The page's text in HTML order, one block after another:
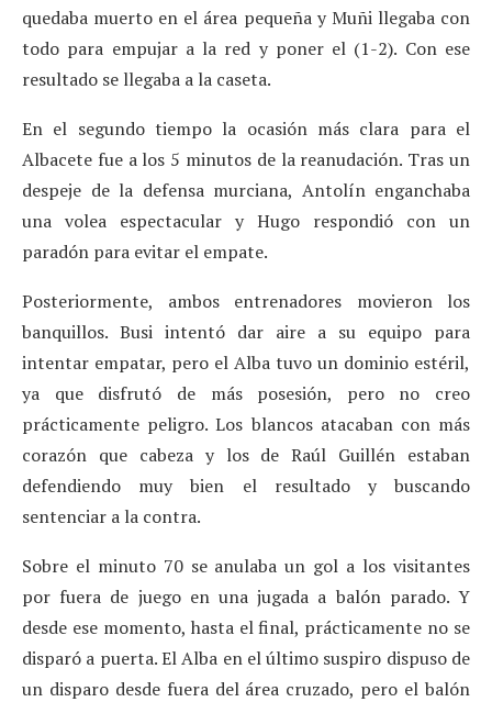
quedaba muerto en el área pequeña y Muñi llegaba con
todo para empujar a la red y poner el (1-2). Con ese
resultado se llegaba a la caseta.
En el segundo tiempo la ocasión más clara para el
Albacete fue a los 5 minutos de la reanudación. Tras un
despeje de la defensa murciana, Antolín enganchaba
una volea espectacular y Hugo respondió con un
paradón para evitar el empate.
Posteriormente, ambos entrenadores movieron los
banquillos. Busi intentó dar aire a su equipo para
intentar empatar, pero el Alba tuvo un dominio estéril,
ya que disfrutó de más posesión, pero no creo
prácticamente peligro. Los blancos atacaban con más
corazón que cabeza y los de Raúl Guillén estaban
defendiendo muy bien el resultado y buscando
sentenciar a la contra.
Sobre el minuto 70 se anulaba un gol a los visitantes
por fuera de juego en una jugada a balón parado. Y
desde ese momento, hasta el final, prácticamente no se
disparó a puerta. El Alba en el último suspiro dispuso de
un disparo desde fuera del área cruzado, pero el balón